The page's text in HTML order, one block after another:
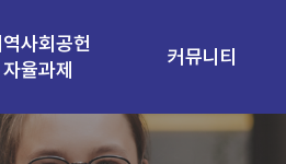
사회공헌
자율과제
커뮤니티